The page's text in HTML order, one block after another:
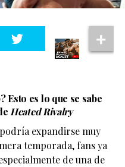
que ha sido
exacta de estreno, se
Esto es lo que se sabe
Heated Rivalry
expandirse muy
temporada, fans ya
de una de